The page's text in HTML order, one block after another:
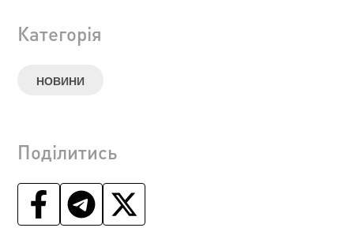
Категорія
НОВИНИ
Поділитись